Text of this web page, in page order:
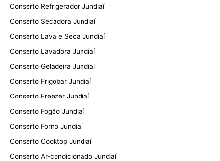
Conserto Refrigerador Jundiaí
Conserto Secadora Jundiaí
Conserto Lava e Seca Jundiaí
Conserto Lavadora Jundiaí
Conserto Geladeira Jundiaí
Conserto Frigobar Jundiaí
Conserto Freezer Jundiaí
Conserto Fogão Jundiaí
Conserto Forno Jundiaí
Conserto Cooktop Jundiaí
Conserto Ar-condicionado Jundiaí